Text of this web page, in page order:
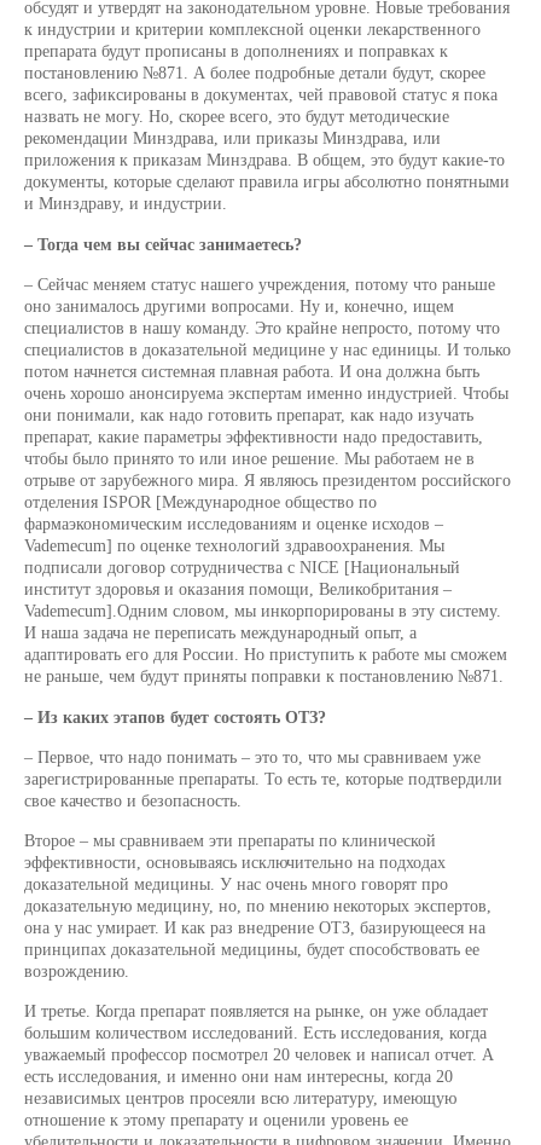
обсудят и утвердят на законодательном уровне. Новые требования
к индустрии и критерии комплексной оценки лекарственного
препарата будут прописаны в дополнениях и поправках к
постановлению №871. А более подробные детали будут, скорее
всего, зафиксированы в документах, чей правовой статус я пока
назвать не могу. Но, скорее всего, это будут методические
рекомендации Минздрава, или приказы Минздрава, или
приложения к приказам Минздрава. В общем, это будут какие-то
документы, которые сделают правила игры абсолютно понятными
и Минздраву, и индустрии.
– Тогда чем вы сейчас занимаетесь?
– Сейчас меняем статус нашего учреждения, потому что раньше
оно занималось другими вопросами. Ну и, конечно, ищем
специалистов в нашу команду. Это крайне непросто, потому что
специалистов в доказательной медицине у нас единицы. И только
потом начнется системная плавная работа. И она должна быть
очень хорошо анонсируема экспертам именно индустрией. Чтобы
они понимали, как надо готовить препарат, как надо изучать
препарат, какие параметры эффективности надо предоставить,
чтобы было принято то или иное решение. Мы работаем не в
отрыве от зарубежного мира. Я являюсь президентом российского
отделения ISPOR [Международное общество по
фармаэкономическим исследованиям и оценке исходов –
Vademecum] по оценке технологий здравоохранения. Мы
подписали договор сотрудничества с NICE [Национальный
институт здоровья и оказания помощи, Великобритания –
Vademecum].Одним словом, мы инкорпорированы в эту систему.
И наша задача не переписать международный опыт, а
адаптировать его для России. Но приступить к работе мы сможем
не раньше, чем будут приняты поправки к постановлению №871.
– Из каких этапов будет состоять ОТЗ?
– Первое, что надо понимать – это то, что мы сравниваем уже
зарегистрированные препараты. То есть те, которые подтвердили
свое качество и безопасность.
Второе – мы сравниваем эти препараты по клинической
эффективности, основываясь исключительно на подходах
доказательной медицины. У нас очень много говорят про
доказательную медицину, но, по мнению некоторых экспертов,
она у нас умирает. И как раз внедрение ОТЗ, базирующееся на
принципах доказательной медицины, будет способствовать ее
возрождению.
И третье. Когда препарат появляется на рынке, он уже обладает
большим количеством исследований. Есть исследования, когда
уважаемый профессор посмотрел 20 человек и написал отчет. А
есть исследования, и именно они нам интересны, когда 20
независимых центров просеяли всю литературу, имеющую
отношение к этому препарату и оценили уровень ее